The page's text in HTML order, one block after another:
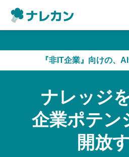
AI機能
ご利用企業様の声
セキュリティ
『非IT企業』向けの、
ナレッジ
企業ポテン
開放